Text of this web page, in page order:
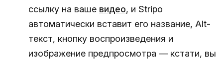
ссылку на ваше видео, и Stripo
автоматически вставит его название, Alt-
текст, кнопку воспроизведения и
изображение предпросмотра — кстати, вы